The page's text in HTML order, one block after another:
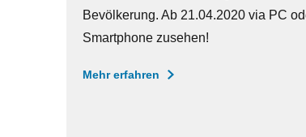
Bevölkerung. Ab 21.04.2020 via PC
Smartphone zusehen!
Mehr erfahren